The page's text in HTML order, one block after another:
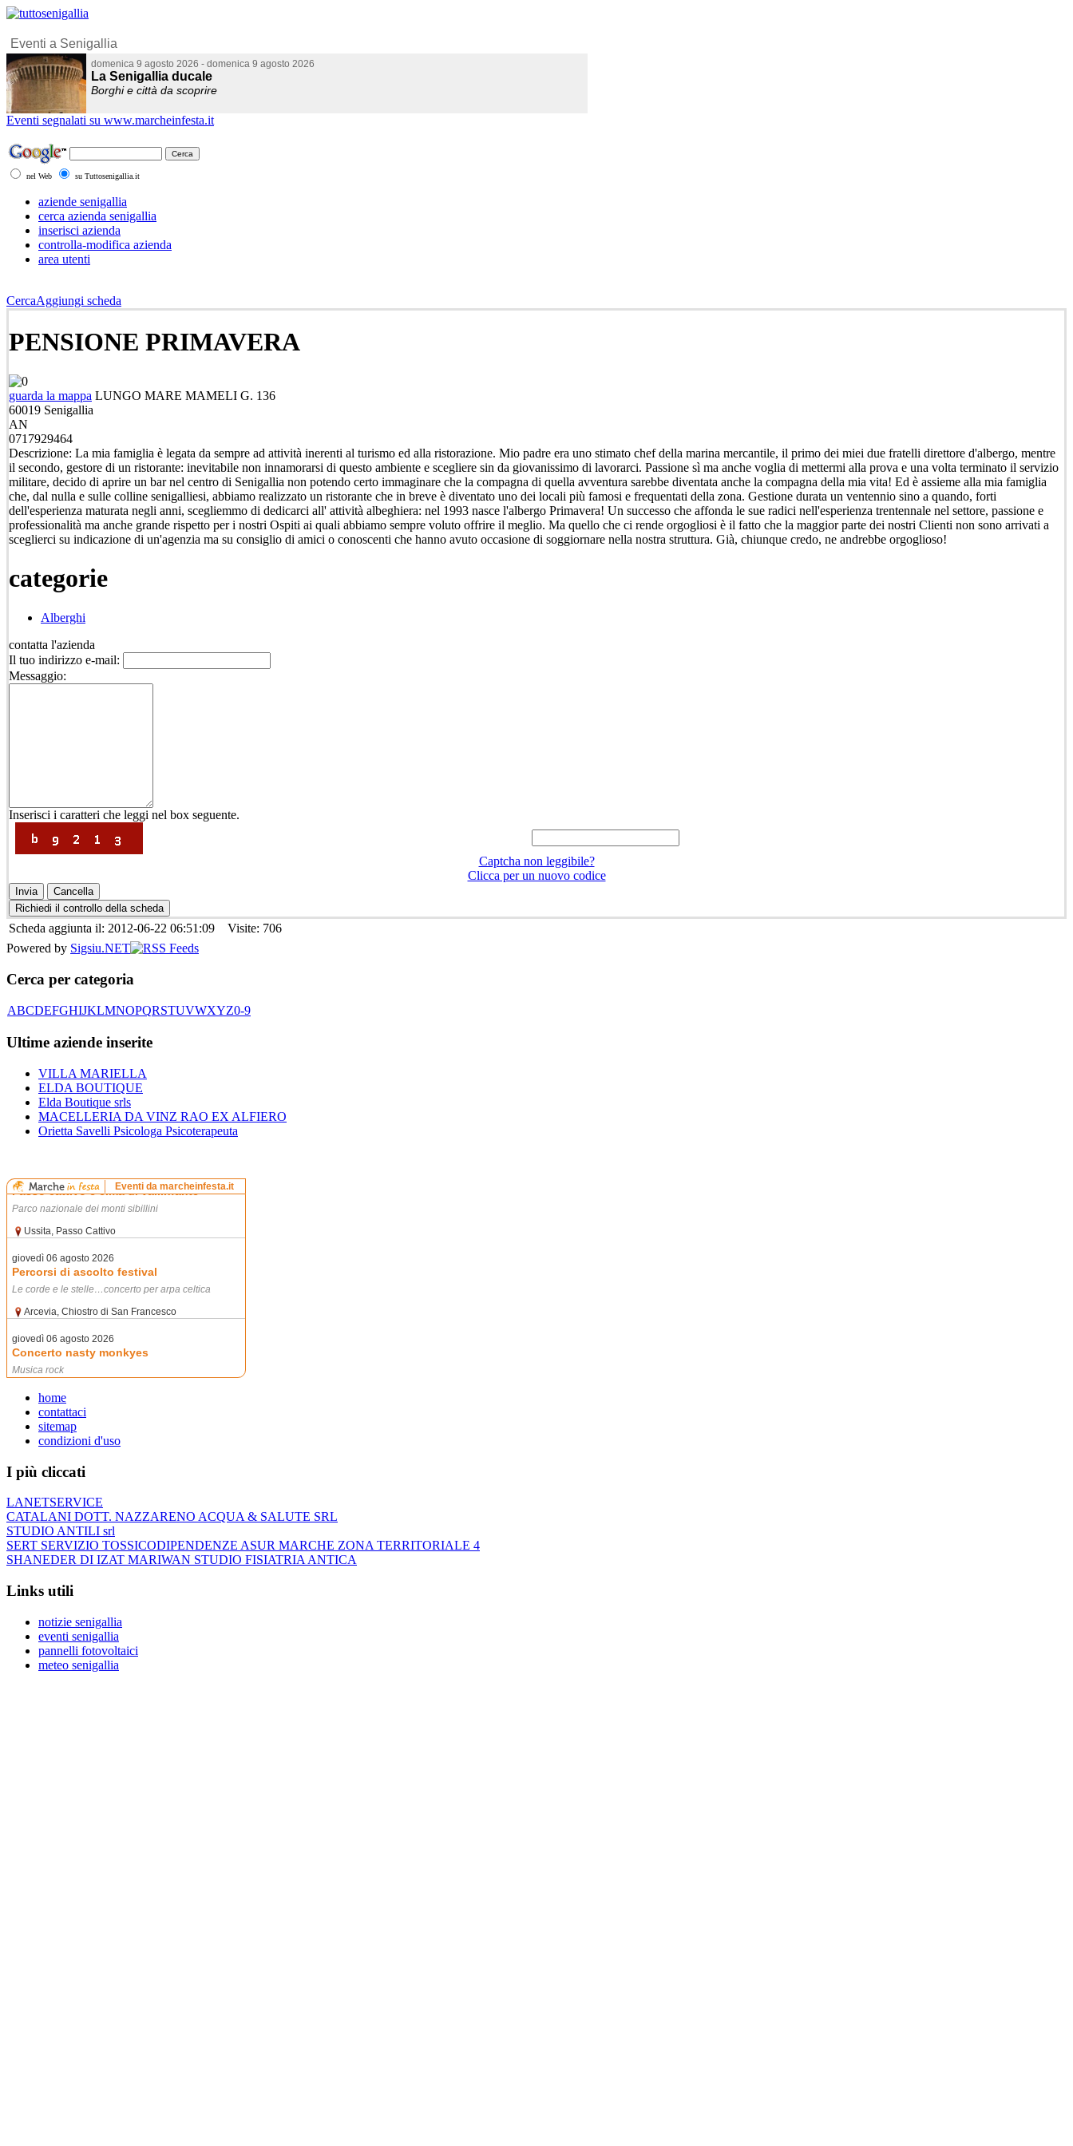
Eventi segnalati su www.marcheinfesta.it
nel Web su Tuttosenigallia.it
aziende senigallia
cerca azienda senigallia
inserisci azienda
controlla-modifica azienda
area utenti
CercaAggiungi scheda
PENSIONE PRIMAVERA
guarda la mappa LUNGO MARE MAMELI G. 136
60019 Senigallia
AN
0717929464
Descrizione: La mia famiglia è legata da sempre ad attività inerenti al turismo ed alla ristorazione. Mio padre era uno stimato chef della marina mercantile, il primo dei miei due fratelli direttore d'albergo, mentre
il secondo, gestore di un ristorante: inevitabile non innamorarsi di questo ambiente e scegliere sin da giovanissimo di lavorarci. Passione sì ma anche voglia di mettermi alla prova e una volta terminato il servizio
militare, decido di aprire un bar nel centro di Senigallia non potendo certo immaginare che la compagna di quella avventura sarebbe diventata anche la compagna della mia vita! Ed è assieme alla mia famiglia
che, dal nulla e sulle colline senigalliesi, abbiamo realizzato un ristorante che in breve è diventato uno dei locali più famosi e frequentati della zona. Gestione durata un ventennio sino a quando, forti
dell'esperienza maturata negli anni, scegliemmo di dedicarci all' attività albeghiera: nel 1993 nasce l'albergo Primavera! Un successo che affonda le sue radici nell'esperienza trentennale nel settore, passione e
professionalità ma anche grande rispetto per i nostri Ospiti ai quali abbiamo sempre voluto offrire il meglio. Ma quello che ci rende orgogliosi è il fatto che la maggior parte dei nostri Clienti non sono arrivati a
sceglierci su indicazione di un'agenzia ma su consiglio di amici o conoscenti che hanno avuto occasione di soggiornare nella nostra struttura. Già, chiunque credo, ne andrebbe orgoglioso!
categorie
Alberghi
contatta l'azienda
Il tuo indirizzo e-mail:
Messaggio:
Inserisci i caratteri che leggi nel box seguente.
Captcha non leggibile?
Clicca per un nuovo codice
Scheda aggiunta il: 2012-06-22 06:51:09 Visite: 706
Powered by Sigsiu.NET
Cerca per categoria
ABCDEFGHIJKLMNOPQRSTUVWXYZ0-9
Ultime aziende inserite
VILLA MARIELLA
ELDA BOUTIQUE
Elda Boutique srls
MACELLERIA DA VINZ RAO EX ALFIERO
Orietta Savelli Psicologa Psicoterapeuta
home
contattaci
sitemap
condizioni d'uso
I più cliccati
LANETSERVICE
CATALANI DOTT. NAZZARENO ACQUA & SALUTE SRL
STUDIO ANTILI srl
SERT SERVIZIO TOSSICODIPENDENZE ASUR MARCHE ZONA TERRITORIALE 4
SHANEDER DI IZAT MARIWAN STUDIO FISIATRIA ANTICA
Links utili
notizie senigallia
eventi senigallia
pannelli fotovoltaici
meteo senigallia